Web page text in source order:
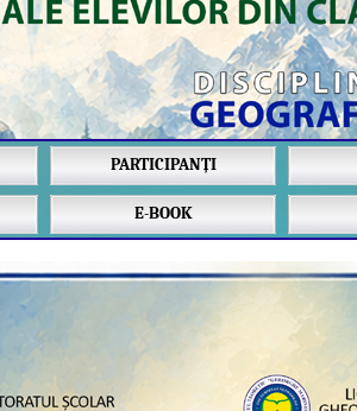
PARTICIPANȚI
E-BOOK